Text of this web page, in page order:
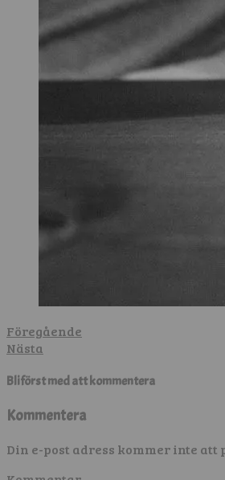
Föregående
Nästa
Bli först med att kommentera
Kommentera
Din e-post adress kommer inte